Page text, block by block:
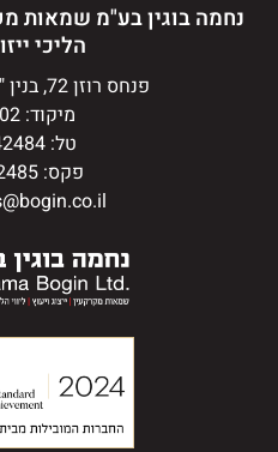
נחמה בוגין בע"מ שמאות
הליכי
פנחס רוזן 72, בנין "טופ דן", תל אביב
מיקוד: 6143102
טל: 03-6442484
פקס: 03-6442485